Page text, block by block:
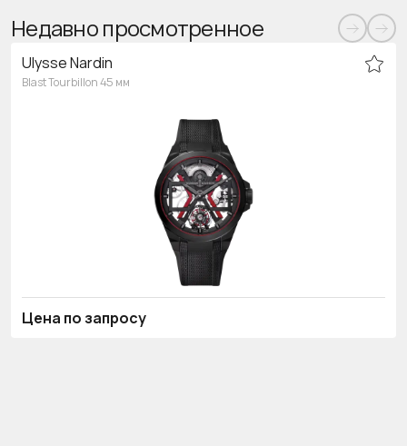
Недавно просмотренное
Ulysse Nardin
Blast Tourbillon 45 мм
Цена по запросу